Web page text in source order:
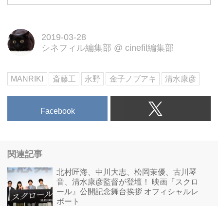
2019-03-28
シネフィル編集部 @ cinefil編集部
MANRIKI 斎藤工 永野 金子ノブアキ 清水康彦
Facebook
関連記事
北村匠海、中川大志、松岡茉優、古川琴
音、清水康彦監督が登壇！ 映画『スクロ
ール』公開記念舞台挨拶 オフィシャルレ
ポート